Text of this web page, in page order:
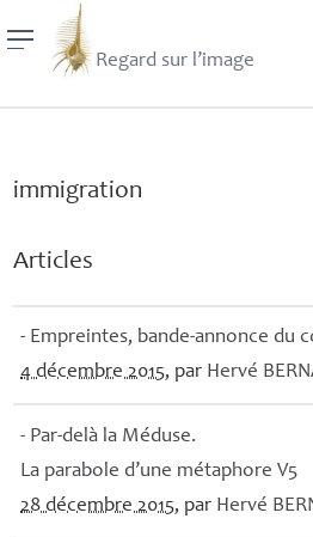
Regard sur l’image
immigration
Articles
- Empreintes, bande-annonce du
4 décembre 2015, par Hervé
- Par-delà la Méduse.
La parabole d’une métaphore V5
28 décembre 2015, par Hervé